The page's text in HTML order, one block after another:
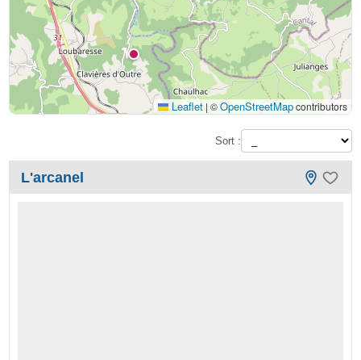
Leaflet | ©OpenStreetMapcontributors
Sort :
L'arcanel